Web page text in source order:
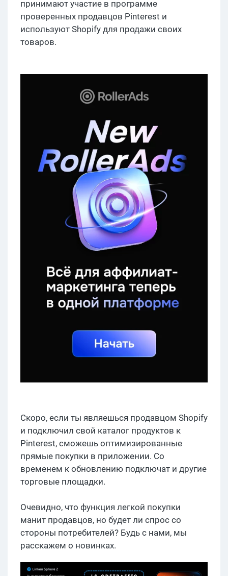
принимают участие в программе
проверенных продавцов Pinterest и
используют Shopify для продажи своих
товаров.
Скоро, если ты являешься продавцом Shopify
и подключил свой каталог продуктов к
Pinterest, сможешь оптимизированные
прямые покупки в приложении. Со
временем к обновлению подключат и другие
торговые площадки.
Очевидно, что функция легкой покупки
манит продавцов, но будет ли спрос со
стороны потребителей? Будь с нами, мы
расскажем о новинках.